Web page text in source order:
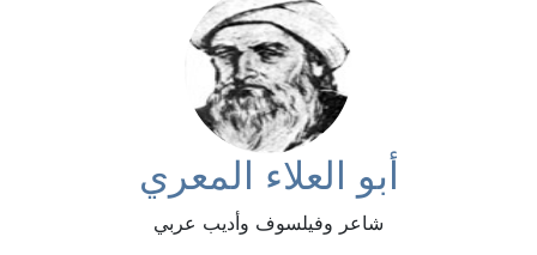
أبو العلاء المعري
شاعر وفيلسوف وأديب عربي